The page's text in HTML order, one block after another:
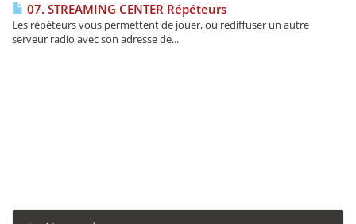
07. STREAMING CENTER Répéteurs
Les répéteurs vous permettent de jouer, ou rediffuser un autre
serveur radio avec son adresse de...